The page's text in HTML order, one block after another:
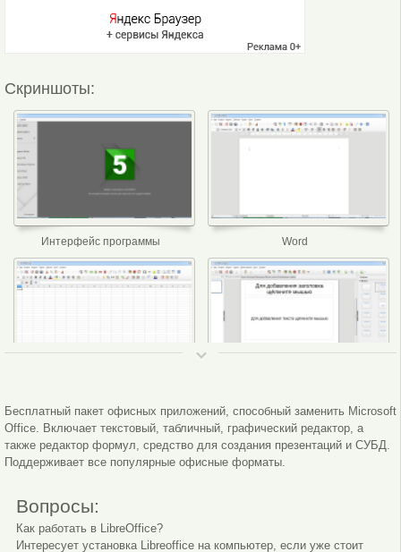
Скриншоты:
Интерфейс программы Word
Бесплатный пакет офисных приложений, способный заменить Microsoft
Office. Включает текстовый, табличный, графический редактор, а
также редактор формул, средство для создания презентаций и СУБД.
Поддерживает все популярные офисные форматы.
Вопросы:
Как работать в LibreOffice?
Интересует установка Libreoffice на компьютер, если уже стоит